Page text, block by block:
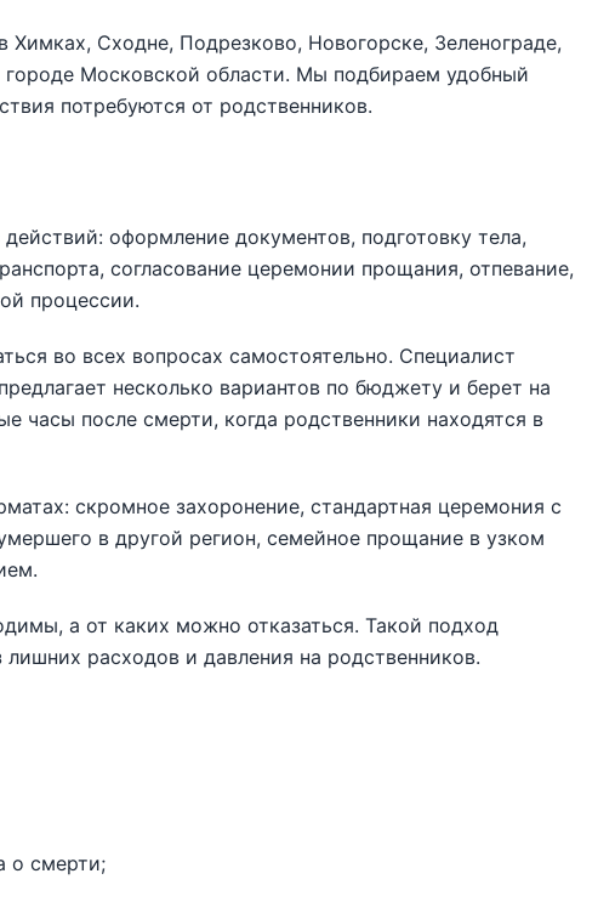
Сходне, Подрезково, Новогорске, Зеленограде,
Московской области. Мы подбираем удобный
потребуются от родственников.
оформление документов, подготовку тела,
согласование церемонии прощания, отпевание,
процессии.
во всех вопросах самостоятельно. Специалист
несколько вариантов по бюджету и берет на
часы после смерти, когда родственники находятся в
скромное захоронение, стандартная церемония с
в другой регион, семейное прощание в узком
а от каких можно отказаться. Такой подход
расходов и давления на родственников.
о смерти;